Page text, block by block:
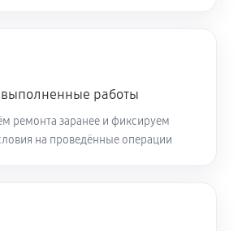
60 минут
выполненные работы
ремонта заранее и фиксируем
на проведённые операции